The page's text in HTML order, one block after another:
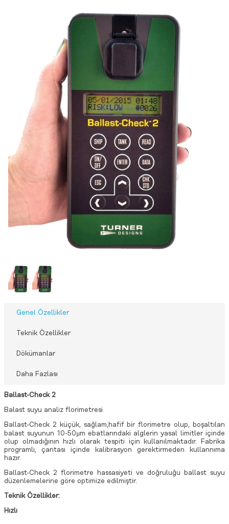
Genel Özellikler
Teknik Özellikler
Dökümanlar
Daha Fazlası
Ballast-Check 2
Balast suyu analiz florimetresi
Ballast-Check 2 küçük, sağlam,hafif bir florimetre olup, boşaltılan
balast suyunun 10-50µm ebatlarındaki alglerin yasal limitler içinde
olup olmadığının hızlı olarak tespiti için kullanılmaktadır. Fabrika
programlı, çantası içinde kalibrasyon gerektirmeden kullannıma
hazır.
Ballast-Check 2 florimetre hassasiyeti ve doğruluğu ballast suyu
düzenlemelerine göre optimize edilmiştir.
Teknik Özellikler:
Hızlı